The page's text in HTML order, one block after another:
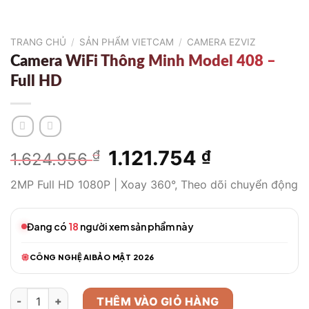
TRANG CHỦ / SẢN PHẨM VIETCAM / CAMERA EZVIZ
Camera WiFi Thông Minh Model 408 –
Full HD
1.624.956₫
Giá
gốc
là:
1.624.956 ₫.
1.121.754 ₫Giá
tại
là:
2MP Full HD 1080P | Xoay 360°, Theo dõi chuyển động
Đang có 18 người xem sản phẩm này
CÔNG NGHỆ AIBẢO MẬT 2026
Camera WiFi Thông Minh Model 408 – Full HD số lượng
THÊM VÀO GIỎ HÀNG